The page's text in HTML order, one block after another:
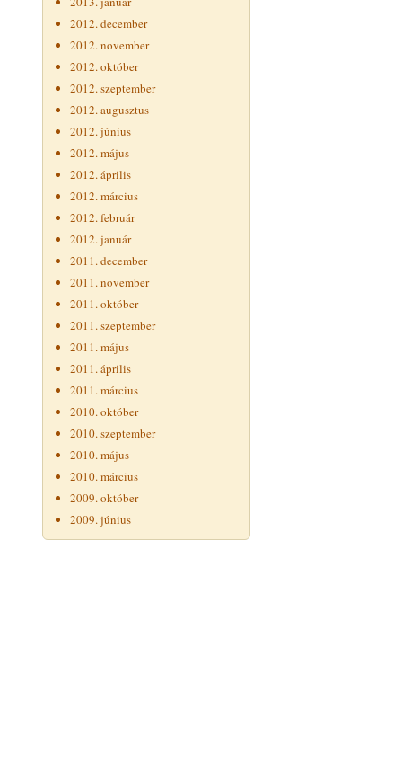
2012. december
2012. november
2012. október
2012. szeptember
2012. augusztus
2012. június
2012. május
2012. április
2012. március
2012. február
2012. január
2011. december
2011. november
2011. október
2011. szeptember
2011. május
2011. április
2011. március
2010. október
2010. szeptember
2010. május
2010. március
2009. október
2009. június